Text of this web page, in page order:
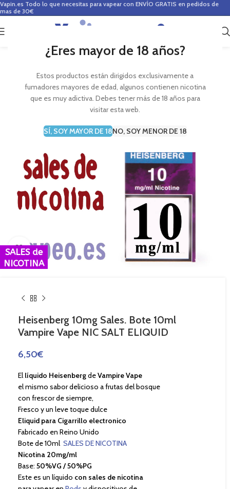
¿Eres mayor de 18 años?
Estos productos están dirigidos exclusivamente a
fumadores mayores de edad, algunos contienen nicotina
que es muy adictiva. Debes tener más de 18 años para
visitar esta web.
SÍ, SOY MAYOR DE 18NO, SOY MENOR DE 18
Vapin.es Todo lo que necesitas para vapear con ENVÍO GRATIS en pedidos de
mas de 30€
0
Haga Click para agrandar
SALES de
NICOTINA
Heisenberg 10mg Sales. Bote 10ml
Vampire Vape NIC SALT ELIQUID
6,50€
El líquido HeisenbergdeVampire Vape
el mismo sabor delicioso a frutas del bosque
con frescor de siempre,
Fresco y un leve toque dulce
Eliquid para Cigarrillo electronico
Fabricado en Reino Unido
Bote de 10ml SALES DE NICOTINA
Nicotina 20mg/ml
Base: 50%VG / 50%PG
Este es un líquido con sales de nicotina